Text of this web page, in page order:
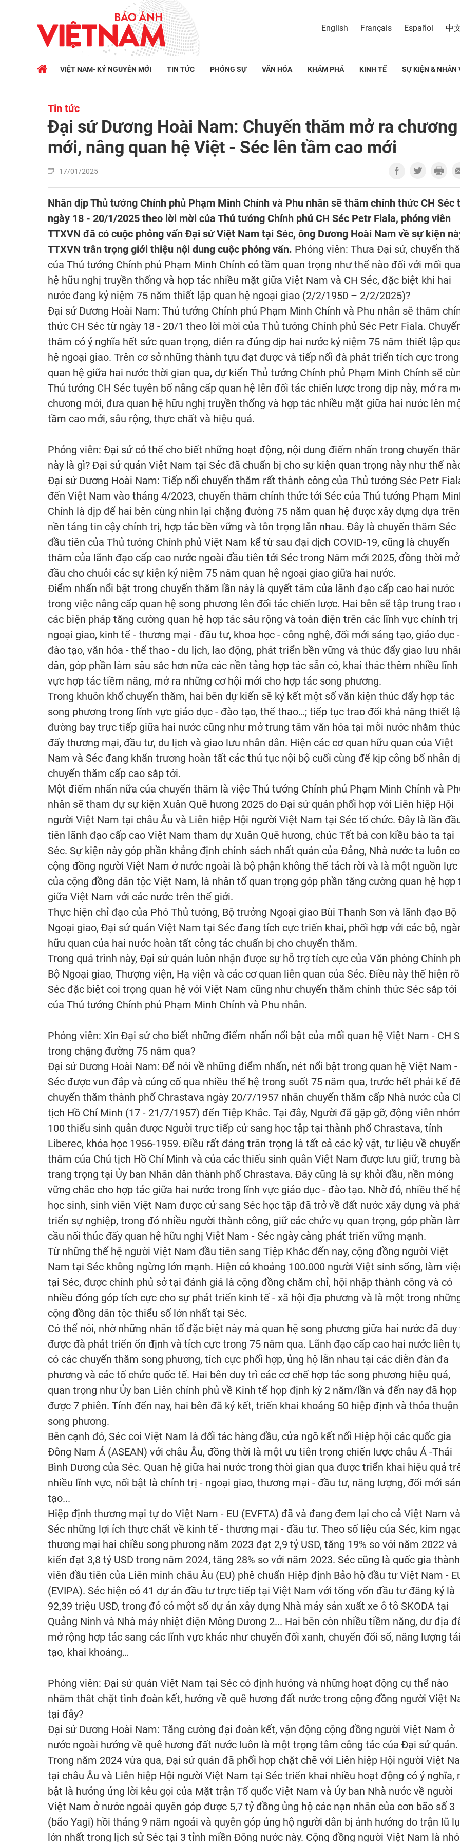
English Français Español 中
VIỆT NAM- KỶ NGUYÊN MỚI TIN TỨC PHÓNG SỰ VĂN HÓA KHÁM PHÁ KINH TẾ SỰ KIỆN & NHÂN
Tin tức
Đại sứ Dương Hoài Nam: Chuyến thăm mở ra chương
mới, nâng quan hệ Việt - Séc lên tầm cao mới
17/01/2025
Nhân dịp Thủ tướng Chính phủ Phạm Minh Chính và Phu nhân sẽ thăm chính thức CH Séc
ngày 18 - 20/1/2025 theo lời mời của Thủ tướng Chính phủ CH Séc Petr Fiala, phóng viên
TTXVN đã có cuộc phỏng vấn Đại sứ Việt Nam tại Séc, ông Dương Hoài Nam về sự kiện
TTXVN trân trọng giới thiệu nội dung cuộc phỏng vấn. Phóng viên: Thưa Đại sứ, chuyến
của Thủ tướng Chính phủ Phạm Minh Chính có tầm quan trọng như thế nào đối với mối
hệ hữu nghị truyền thống và hợp tác nhiều mặt giữa Việt Nam và CH Séc, đặc biệt khi hai
nước đang kỷ niệm 75 năm thiết lập quan hệ ngoại giao (2/2/1950 – 2/2/2025)?
Đại sứ Dương Hoài Nam: Thủ tướng Chính phủ Phạm Minh Chính và Phu nhân sẽ thăm
thức CH Séc từ ngày 18 - 20/1 theo lời mời của Thủ tướng Chính phủ Séc Petr Fiala.
thăm có ý nghĩa hết sức quan trọng, diễn ra đúng dịp hai nước kỷ niệm 75 năm thiết lập
hệ ngoại giao. Trên cơ sở những thành tựu đạt được và tiếp nối đà phát triển tích cực trong
quan hệ giữa hai nước thời gian qua, dự kiến Thủ tướng Chính phủ Phạm Minh Chính sẽ
Thủ tướng CH Séc tuyên bố nâng cấp quan hệ lên đối tác chiến lược trong dịp này, mở ra
chương mới, đưa quan hệ hữu nghị truyền thống và hợp tác nhiều mặt giữa hai nước lên
tầm cao mới, sâu rộng, thực chất và hiệu quả.
Phóng viên: Đại sứ có thể cho biết những hoạt động, nội dung điểm nhấn trong chuyến
này là gì? Đại sứ quán Việt Nam tại Séc đã chuẩn bị cho sự kiện quan trọng này như thế
Đại sứ Dương Hoài Nam: Tiếp nối chuyến thăm rất thành công của Thủ tướng Séc Petr
đến Việt Nam vào tháng 4/2023, chuyến thăm chính thức tới Séc của Thủ tướng Phạm
Chính là dịp để hai bên cùng nhìn lại chặng đường 75 năm quan hệ được xây dựng dựa trên
nền tảng tin cậy chính trị, hợp tác bền vững và tôn trọng lẫn nhau. Đây là chuyến thăm Séc
đầu tiên của Thủ tướng Chính phủ Việt Nam kể từ sau đại dịch COVID-19, cũng là chuyến
thăm của lãnh đạo cấp cao nước ngoài đầu tiên tới Séc trong Năm mới 2025, đồng thời mở
đầu cho chuỗi các sự kiện kỷ niệm 75 năm quan hệ ngoại giao giữa hai nước.
Điểm nhấn nổi bật trong chuyến thăm lần này là quyết tâm của lãnh đạo cấp cao hai nước
trong việc nâng cấp quan hệ song phương lên đối tác chiến lược. Hai bên sẽ tập trung trao
các biện pháp tăng cường quan hệ hợp tác sâu rộng và toàn diện trên các lĩnh vực chính trị
ngoại giao, kinh tế - thương mại - đầu tư, khoa học - công nghệ, đổi mới sáng tạo, giáo dục -
đào tạo, văn hóa - thể thao - du lịch, lao động, phát triển bền vững và thúc đẩy giao lưu
dân, góp phần làm sâu sắc hơn nữa các nền tảng hợp tác sẵn có, khai thác thêm nhiều lĩnh
vực hợp tác tiềm năng, mở ra những cơ hội mới cho hợp tác song phương.
Trong khuôn khổ chuyến thăm, hai bên dự kiến sẽ ký kết một số văn kiện thúc đẩy hợp tác
song phương trong lĩnh vực giáo dục - đào tạo, thể thao…; tiếp tục trao đổi khả năng thiết
đường bay trực tiếp giữa hai nước cũng như mở trung tâm văn hóa tại mỗi nước nhằm thúc
đẩy thương mại, đầu tư, du lịch và giao lưu nhân dân. Hiện các cơ quan hữu quan của Việt
Nam và Séc đang khẩn trương hoàn tất các thủ tục nội bộ cuối cùng để kịp công bố nhân
chuyến thăm cấp cao sắp tới.
Một điểm nhấn nữa của chuyến thăm là việc Thủ tướng Chính phủ Phạm Minh Chính và
nhân sẽ tham dự sự kiện Xuân Quê hương 2025 do Đại sứ quán phối hợp với Liên hiệp Hội
người Việt Nam tại châu Âu và Liên hiệp Hội người Việt Nam tại Séc tổ chức. Đây là lần
tiên lãnh đạo cấp cao Việt Nam tham dự Xuân Quê hương, chúc Tết bà con kiều bào ta tại
Séc. Sự kiện này góp phần khẳng định chính sách nhất quán của Đảng, Nhà nước ta luôn
cộng đồng người Việt Nam ở nước ngoài là bộ phận không thể tách rời và là một nguồn lực
của cộng đồng dân tộc Việt Nam, là nhân tố quan trọng góp phần tăng cường quan hệ hợp
giữa Việt Nam với các nước trên thế giới.
Thực hiện chỉ đạo của Phó Thủ tướng, Bộ trưởng Ngoại giao Bùi Thanh Sơn và lãnh đạo Bộ
Ngoại giao, Đại sứ quán Việt Nam tại Séc đang tích cực triển khai, phối hợp với các bộ,
hữu quan của hai nước hoàn tất công tác chuẩn bị cho chuyến thăm.
Trong quá trình này, Đại sứ quán luôn nhận được sự hỗ trợ tích cực của Văn phòng Chính
Bộ Ngoại giao, Thượng viện, Hạ viện và các cơ quan liên quan của Séc. Điều này thể hiện rõ
Séc đặc biệt coi trọng quan hệ với Việt Nam cũng như chuyến thăm chính thức Séc sắp tới
của Thủ tướng Chính phủ Phạm Minh Chính và Phu nhân.
Phóng viên: Xin Đại sứ cho biết những điểm nhấn nổi bật của mối quan hệ Việt Nam - CH
trong chặng đường 75 năm qua?
Đại sứ Dương Hoài Nam: Để nói về những điểm nhấn, nét nổi bật trong quan hệ Việt Nam -
Séc được vun đắp và củng cố qua nhiều thế hệ trong suốt 75 năm qua, trước hết phải kể
chuyến thăm thành phố Chrastava ngày 20/7/1957 nhân chuyến thăm cấp Nhà nước của
tịch Hồ Chí Minh (17 - 21/7/1957) đến Tiệp Khắc. Tại đây, Người đã gặp gỡ, động viên
100 thiếu sinh quân được Người trực tiếp cử sang học tập tại thành phố Chrastava, tỉnh
Liberec, khóa học 1956-1959. Điều rất đáng trân trọng là tất cả các kỷ vật, tư liệu về
thăm của Chủ tịch Hồ Chí Minh và của các thiếu sinh quân Việt Nam được lưu giữ, trưng
trang trọng tại Ủy ban Nhân dân thành phố Chrastava. Đây cũng là sự khởi đầu, nền móng
vững chắc cho hợp tác giữa hai nước trong lĩnh vực giáo dục - đào tạo. Nhờ đó, nhiều thế
học sinh, sinh viên Việt Nam được cử sang Séc học tập đã trở về đất nước xây dựng và
triển sự nghiệp, trong đó nhiều người thành công, giữ các chức vụ quan trọng, góp phần
cầu nối thúc đẩy quan hệ hữu nghị Việt Nam - Séc ngày càng phát triển vững mạnh.
Từ những thế hệ người Việt Nam đầu tiên sang Tiệp Khắc đến nay, cộng đồng người Việt
Nam tại Séc không ngừng lớn mạnh. Hiện có khoảng 100.000 người Việt sinh sống, làm
tại Séc, được chính phủ sở tại đánh giá là cộng đồng chăm chỉ, hội nhập thành công và có
nhiều đóng góp tích cực cho sự phát triển kinh tế - xã hội địa phương và là một trong
cộng đồng dân tộc thiểu số lớn nhất tại Séc.
Có thể nói, nhờ những nhân tố đặc biệt này mà quan hệ song phương giữa hai nước đã duy
được đà phát triển ổn định và tích cực trong 75 năm qua. Lãnh đạo cấp cao hai nước liên
có các chuyến thăm song phương, tích cực phối hợp, ủng hộ lẫn nhau tại các diễn đàn đa
phương và các tổ chức quốc tế. Hai bên duy trì các cơ chế hợp tác song phương hiệu quả,
quan trọng như Ủy ban Liên chính phủ về Kinh tế họp định kỳ 2 năm/lần và đến nay đã họp
được 7 phiên. Tính đến nay, hai bên đã ký kết, triển khai khoảng 50 hiệp định và thỏa thuận
song phương.
Bên cạnh đó, Séc coi Việt Nam là đối tác hàng đầu, cửa ngõ kết nối Hiệp hội các quốc gia
Đông Nam Á (ASEAN) với châu Âu, đồng thời là một ưu tiên trong chiến lược châu Á -Thái
Bình Dương của Séc. Quan hệ giữa hai nước trong thời gian qua được triển khai hiệu quả
nhiều lĩnh vực, nổi bật là chính trị - ngoại giao, thương mại - đầu tư, năng lượng, đổi mới
tạo...
Hiệp định thương mại tự do Việt Nam - EU (EVFTA) đã và đang đem lại cho cả Việt Nam và
Séc những lợi ích thực chất về kinh tế - thương mại - đầu tư. Theo số liệu của Séc, kim
thương mại hai chiều song phương năm 2023 đạt 2,9 tỷ USD, tăng 19% so với năm 2022
kiến đạt 3,8 tỷ USD trong năm 2024, tăng 28% so với năm 2023. Séc cũng là quốc gia thành
viên đầu tiên của Liên minh châu Âu (EU) phê chuẩn Hiệp định Bảo hộ đầu tư Việt Nam -
(EVIPA). Séc hiện có 41 dự án đầu tư trực tiếp tại Việt Nam với tổng vốn đầu tư đăng ký là
92,39 triệu USD, trong đó có một số dự án xây dựng Nhà máy sản xuất xe ô tô SKODA tại
Quảng Ninh và Nhà máy nhiệt điện Mông Dương 2... Hai bên còn nhiều tiềm năng, dư địa
mở rộng hợp tác sang các lĩnh vực khác như chuyển đổi xanh, chuyển đổi số, năng lượng tái
tạo, khai khoáng…
Phóng viên: Đại sứ quán Việt Nam tại Séc có định hướng và những hoạt động cụ thể nào
nhằm thắt chặt tình đoàn kết, hướng về quê hương đất nước trong cộng đồng người Việt
tại đây?
Đại sứ Dương Hoài Nam: Tăng cường đại đoàn kết, vận động cộng đồng người Việt Nam ở
nước ngoài hướng về quê hương đất nước luôn là một trọng tâm công tác của Đại sứ quán.
Trong năm 2024 vừa qua, Đại sứ quán đã phối hợp chặt chẽ với Liên hiệp Hội người Việt
tại châu Âu và Liên hiệp Hội người Việt Nam tại Séc triển khai nhiều hoạt động có ý nghĩa,
bật là hưởng ứng lời kêu gọi của Mặt trận Tổ quốc Việt Nam và Ủy ban Nhà nước về người
Việt Nam ở nước ngoài quyên góp được 5,7 tỷ đồng ủng hộ các nạn nhân của cơn bão số 3
(bão Yagi) hồi tháng 9 năm ngoái và quyên góp ủng hộ người dân bị ảnh hưởng do trận lũ
lớn nhất trong lịch sử Séc tại 3 tỉnh miền Đông nước này. Cộng đồng người Việt Nam là